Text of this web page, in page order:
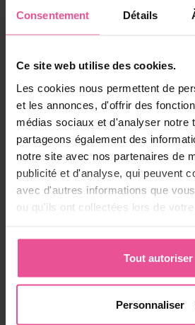
Consentement Détails
Ce site web utilise des cookies.
Les cookies nous permettent de
et les annonces, d'offrir des
médias sociaux et d'analyser notre
partageons également des
notre site avec nos partenaires de
publicité et d'analyse, qui peuvent
avec d'autres informations que
ou qu'ils ont collectées lors de
Tout autoriser
Personnaliser
mes problèmes. Il arrive souvent
souffrant de lipœdème prennent
période de temps, et je voulais
Pour augmenter l'efficacité
lipœdème, il est
vêtements de compression.
collection spéciale de gaines
LIPOELASTIC sur notre e-
Cette
vous a plu?
amis